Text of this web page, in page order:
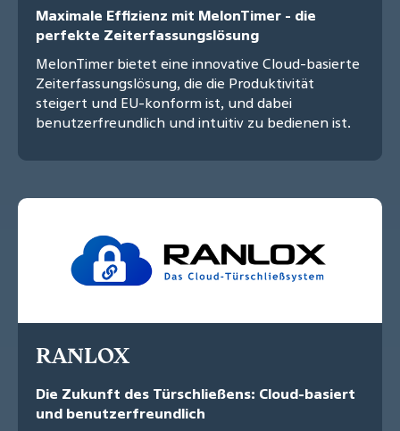
Maximale Effizienz mit MelonTimer - die
perfekte Zeiterfassungslösung
MelonTimer bietet eine innovative Cloud-basierte
Zeiterfassungslösung, die die Produktivität
steigert und EU-konform ist, und dabei
benutzerfreundlich und intuitiv zu bedienen ist.
RANLOX
Die Zukunft des Türschließens: Cloud-basiert
und benutzerfreundlich